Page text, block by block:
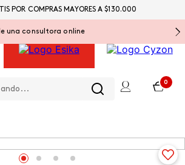
una consultora online
0
POR COMPRAS MAYORES A $130.000